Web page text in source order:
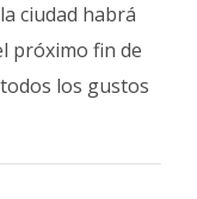
ciudad habrá
próximo fin de
los gustos